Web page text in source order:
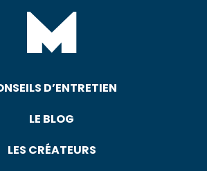
D’ENTRETIEN
LE BLOG
LES CRÉATEURS